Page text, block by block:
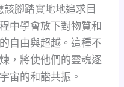
腳踏實地地追求目
中學會放下對物質和
自由與超越。這種不
，將使他們的靈魂逐
宙的和諧共振。